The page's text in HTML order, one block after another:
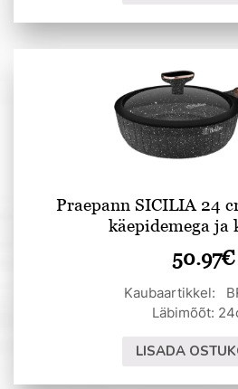
Praepann SICILIA 24
käepidemega ja
50.97€
Kaubaartikkel:
Läbimõõt:
LISADA